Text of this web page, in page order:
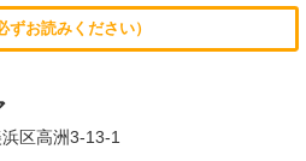
お読みください）
区高洲3-13-1